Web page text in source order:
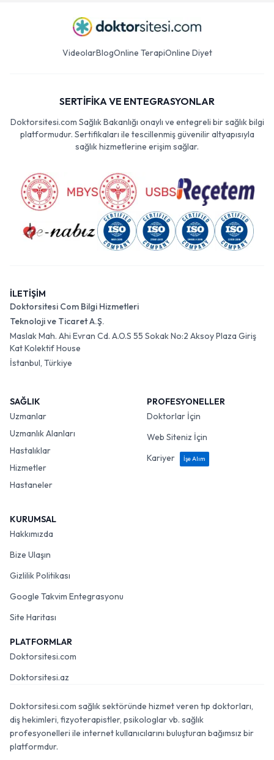
VideolarBlogOnline TerapiOnline Diyet
SERTİFİKA VE ENTEGRASYONLAR
Doktorsitesi.com Sağlık Bakanlığı onaylı ve entegreli bir sağlık bilgi
platformudur. Sertifikaları ile tescillenmiş güvenilir altyapısıyla
sağlık hizmetlerine erişim sağlar.
İLETİŞİM
Doktorsitesi Com Bilgi Hizmetleri
Teknoloji ve Ticaret A.Ş.
Maslak Mah. Ahi Evran Cd. A.O.S 55 Sokak No:2 Aksoy Plaza Giriş
Kat Kolektif House
İstanbul, Türkiye
SAĞLIK
Uzmanlar
Uzmanlık Alanları
Hastalıklar
Hizmetler
Hastaneler
PROFESYONELLER
Doktorlar İçin
Web Siteniz İçin
Kariyer
İşe Alım
KURUMSAL
Hakkımızda
Bize Ulaşın
Gizlilik Politikası
Google Takvim Entegrasyonu
Site Haritası
PLATFORMLAR
Doktorsitesi.com
Doktorsitesi.az
Doktorsitesi.com sağlık sektöründe hizmet veren tıp doktorları,
diş hekimleri, fizyoterapistler, psikologlar vb. sağlık
profesyonelleri ile internet kullanıcılarını buluşturan bağımsız bir
platformdur.